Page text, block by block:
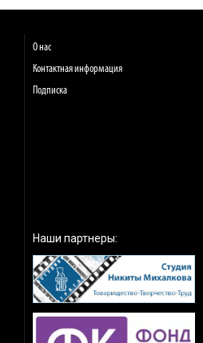
О нас
Контактная информация
Подписка
Наши партнеры: